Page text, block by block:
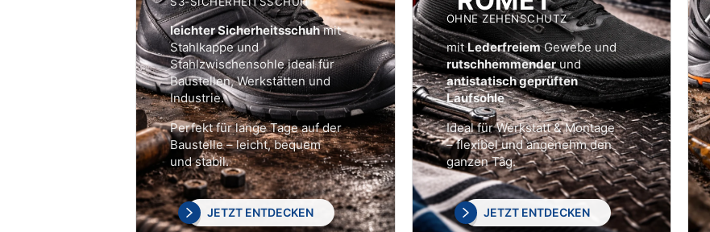
leichter Sicherheitsschuhmit
Stahlkappe und
Stahlzwischensohle ideal für
Baustellen, Werkstätten und
Industrie.
Perfekt für lange Tage auf der
Baustelle – leicht, bequem
und stabil.
JETZT ENTDECKEN
OHNE ZEHENSCHUTZ
mitLederfreiemGewebe und
rutschhemmenderund
antistatisch geprüften
Laufsohle
Ideal für Werkstatt & Montage
– flexibel und angenehm den
ganzen Tag.
JETZT ENTDECKEN